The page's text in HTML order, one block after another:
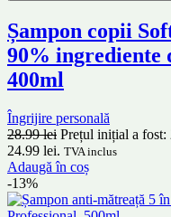
Șampon copii
90% ingrediente
400ml
Îngrijire personală
28.99lei Prețul inițial a fost:
24.99 lei. TVA inclus
Adaugă în coș
-13%